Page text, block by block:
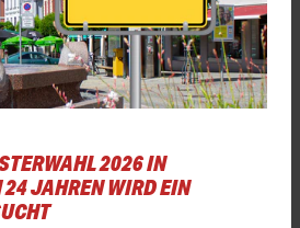
2026 IN
24 JAHREN WIRD EIN